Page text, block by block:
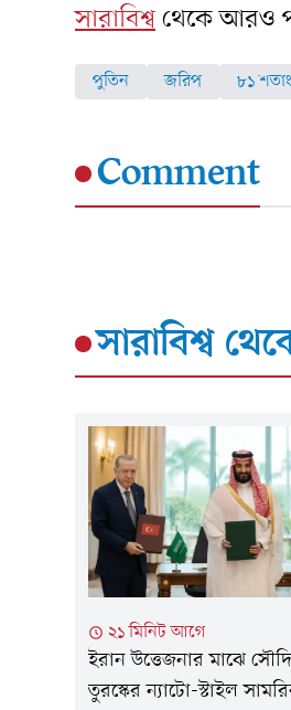
সারাবিশ্বথেকে আরও
পুতিন জরিপ ৮১
Comment
সারাবিশ্ব
২১ মিনিট আগে
ইরান উত্তেজনার মাঝে
তুরস্কের ন্যাটো-স্টাইল